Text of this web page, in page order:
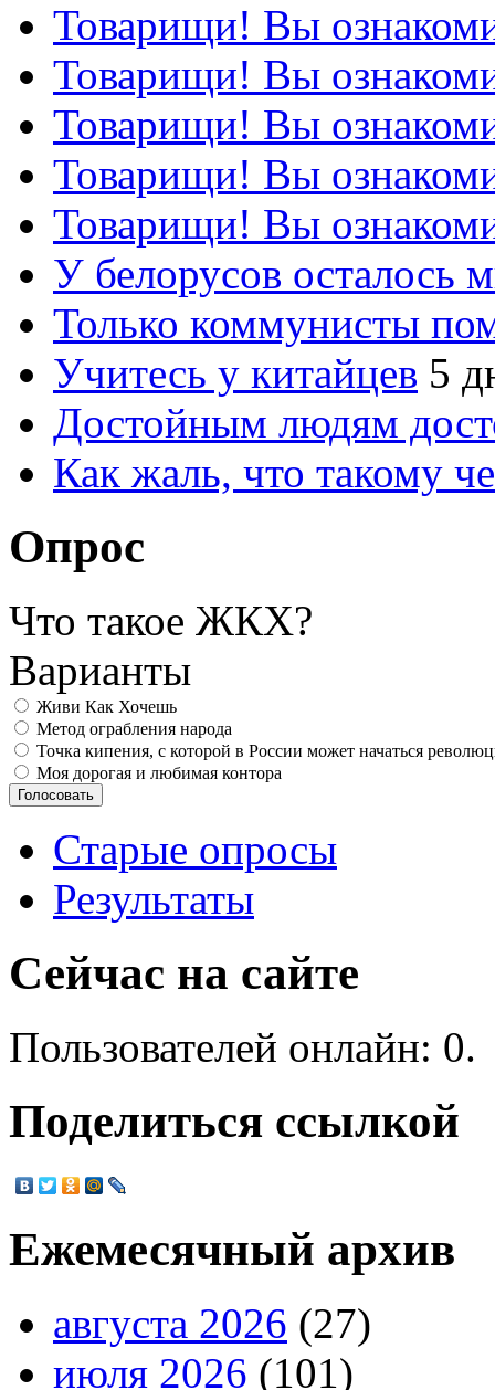
Товарищи! Вы
Товарищи! Вы
Товарищи! Вы
Товарищи! Вы
Товарищи! Вы
У белорусов осталось
Только коммунисты
Учитесь у китайцев 5
Достойным людям
Как жаль, что такому
Опрос
Что такое ЖКХ?
Варианты
Живи Как Хочешь
Метод ограбления народа
Точка кипения, с которой в России может начаться
Моя дорогая и любимая контора
Старые опросы
Результаты
Сейчас на сайте
Пользователей онлайн: 0.
Поделиться ссылкой
Ежемесячный архив
августа 2026 (27)
июля 2026 (101)